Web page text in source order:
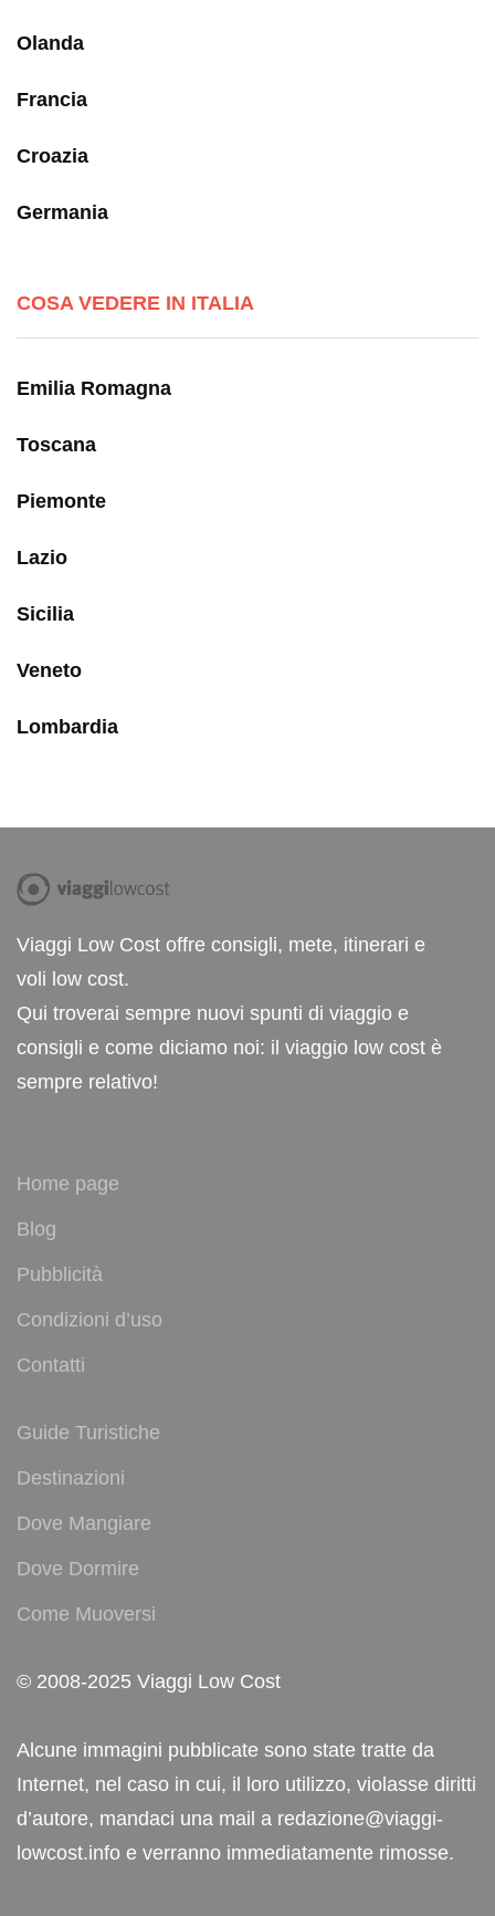
Olanda
Francia
Croazia
Germania
COSA VEDERE IN ITALIA
Emilia Romagna
Toscana
Piemonte
Lazio
Sicilia
Veneto
Lombardia
Viaggi Low Cost offre consigli, mete, itinerari e
voli low cost.
Qui troverai sempre nuovi spunti di viaggio e
consigli e come diciamo noi: il viaggio low cost è
sempre relativo!
Home page
Blog
Pubblicità
Condizioni d’uso
Contatti
Guide Turistiche
Destinazioni
Dove Mangiare
Dove Dormire
Come Muoversi
© 2008-2025 Viaggi Low Cost
Alcune immagini pubblicate sono state tratte da
Internet, nel caso in cui, il loro utilizzo, violasse diritti
d’autore, mandaci una mail a redazione@viaggi-
lowcost.info e verranno immediatamente rimosse.